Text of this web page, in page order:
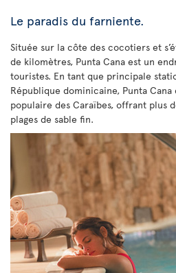
Le paradis du farniente.
Située sur la côte des cocotiers et
de kilomètres, Punta Cana est un
touristes. En tant que principale
République dominicaine, Punta
populaire des Caraïbes, offrant plus
plages de sable fin.